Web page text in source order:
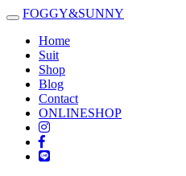
Toggle
navigation
FOGGY&SUNNY
Home
Suit
Shop
Blog
Contact
ONLINESHOP